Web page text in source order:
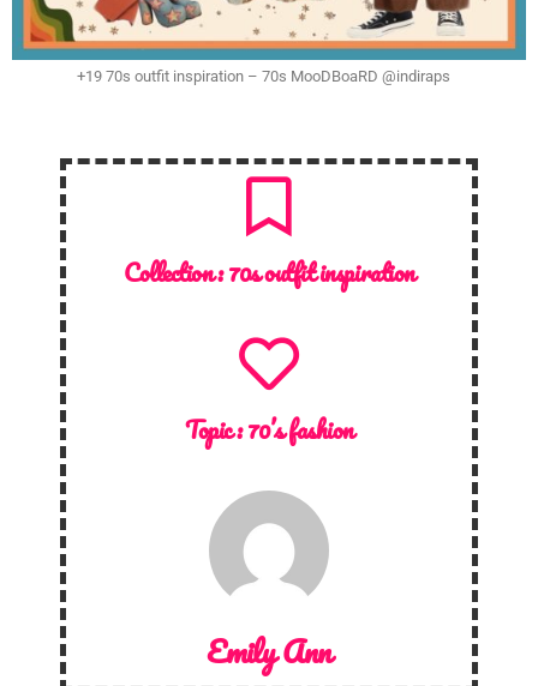
+19 70s outfit inspiration – 70s MooDBoaRD @indiraps
Collection :70s outfit inspiration
Topic :70’s fashion
Emily Ann